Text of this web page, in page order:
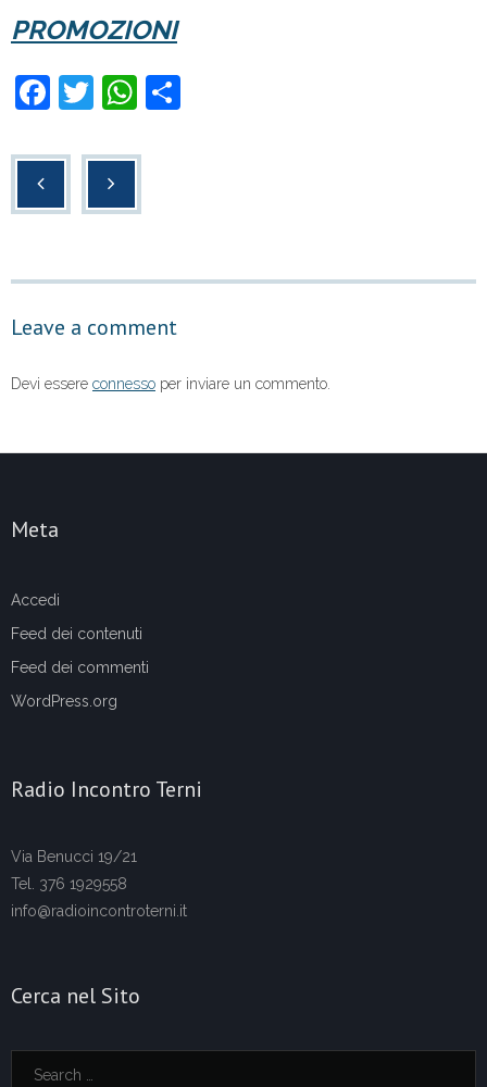
PROMOZIONI
F
c
k
T
tt
er
W
at
Leave a comment
Devi essere connesso per inviare un commento.
Meta
Accedi
Feed dei contenuti
Feed dei commenti
WordPress.org
Radio Incontro Terni
Via Benucci 19/21
Tel. 376 1929558
info@radioincontroterni.it
Cerca nel Sito